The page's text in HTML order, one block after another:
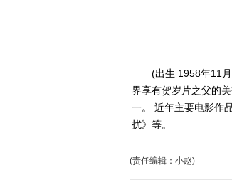
(出生 1958年11月
界享有贺岁片之父的
一。 近年主要电影作
扰》等。
(责任编辑：小赵)